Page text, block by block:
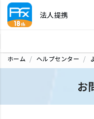
法人提携
ホーム ヘルプセンター
お